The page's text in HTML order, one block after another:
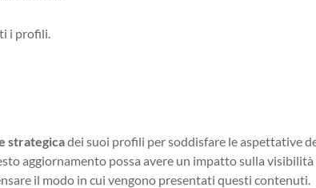
i profili.
strategicadei suoi profili per soddisfare le aspettative
aggiornamento possa avere un impatto sulla visibilità
il modo in cui vengono presentati questi contenuti.